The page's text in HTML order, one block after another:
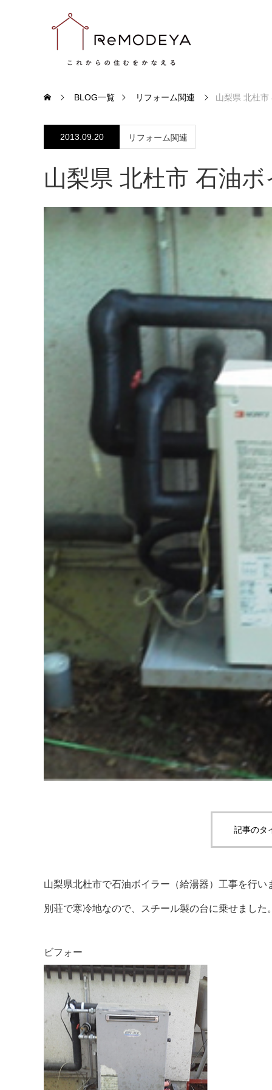
BLOG一覧 リフォーム関連 山梨県 北杜
2013.09.20 リフォーム関連
山梨県 北杜市 石油
記事のタ
山梨県北杜市で石油ボイラー（給湯器）工事を行い
別荘で寒冷地なので、スチール製の台に乗せました
ビフォー